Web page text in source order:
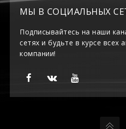
МЫ В СОЦИАЛЬНЫХ
Подписывайтесь на наши
сетях и будьте в курсе всех
компании!